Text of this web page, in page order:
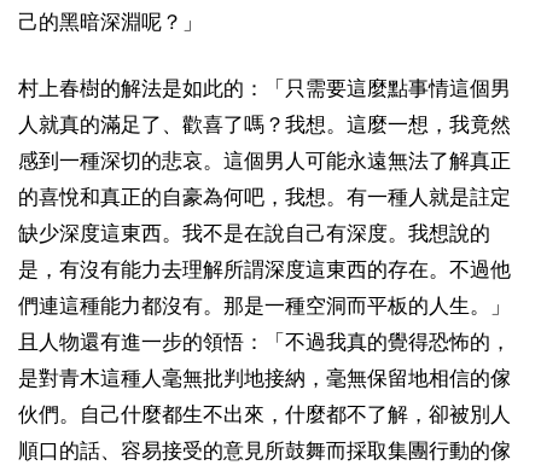
己的黑暗深淵呢？」
村上春樹的解法是如此的：「只需要這麼點事情這個男
人就真的滿足了、歡喜了嗎？我想。這麼一想，我竟然
感到一種深切的悲哀。這個男人可能永遠無法了解真正
的喜悅和真正的自豪為何吧，我想。有一種人就是註定
缺少深度這東西。我不是在說自己有深度。我想說的
是，有沒有能力去理解所謂深度這東西的存在。不過他
們連這種能力都沒有。那是一種空洞而平板的人生。」
且人物還有進一步的領悟：「不過我真的覺得恐怖的，
是對青木這種人毫無批判地接納，毫無保留地相信的傢
伙們。自己什麼都生不出來，什麼都不了解，卻被別人
順口的話、容易接受的意見所鼓舞而採取集團行動的傢